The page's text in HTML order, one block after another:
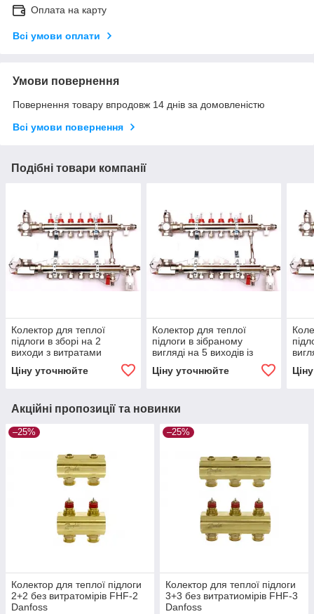
Оплата на карту
Всі умови оплати
Умови повернення
Повернення товару впродовж 14 днів за домовленістю
Всі умови повернення
Подібні товари компанії
Колектор для теплої
підлоги в зборі на 2
виходи з витратами
Ціну уточнюйте
Колектор для теплої
підлоги в зібраному
вигляді на 5 виходів із
Ціну уточнюйте
Акційні пропозиції та новинки
–25%
Колектор для теплої підлоги
2+2 без витратомірів FHF-2
Danfoss
–25%
Колектор для теплої підлоги
3+3 без витратиомірів FHF-3
Danfoss